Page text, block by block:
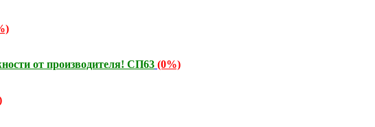
от производителя! СП63 (0%)